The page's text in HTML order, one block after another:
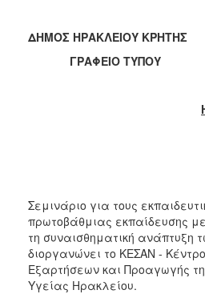
2019
2018
2011
2010
2006
ΔΗΜΟΣ ΗΡΑΚΛΕΙΟΥ ΚΡΗΤΗΣ
ΓΡΑΦΕΙΟ ΤΥΠΟΥ
Σεμινάριο για τους
πρωτοβάθμιας εκπαίδευσης
τη συναισθηματική ανάπτυξη
διοργανώνει το ΚΕΣΑΝ -
Εξαρτήσεων και Προαγωγής
Υγείας Ηρακλείου.